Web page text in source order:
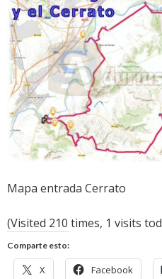
Mapa entrada Cerrato
(Visited 210 times, 1 visits
Comparte esto:
X Facebook